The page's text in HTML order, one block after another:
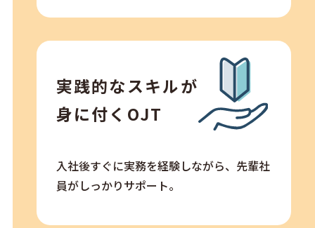
実践的なスキルが
身に付くOJT
入社後すぐに実務を経験しながら、先輩社
員がしっかりサポート。